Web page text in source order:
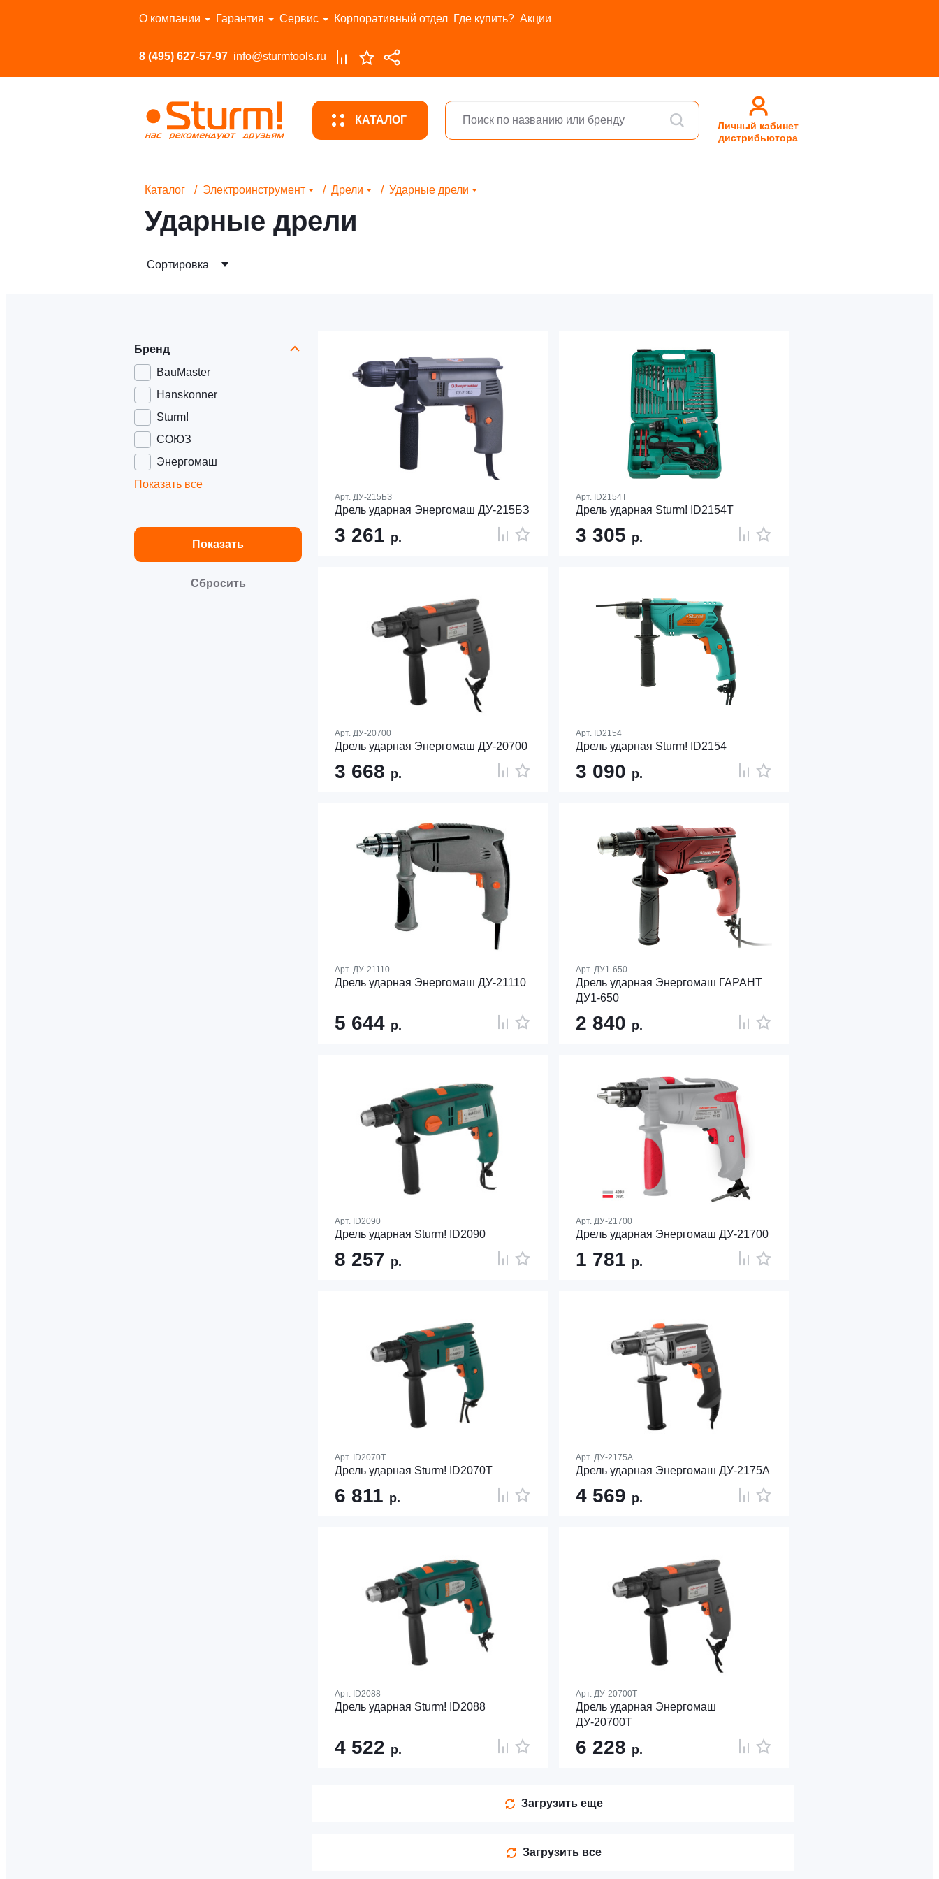
О компании Гарантия Сервис Корпоративный отдел Где купить? Акции
8 (495) 627-57-97 info@sturmtools.ru
КАТАЛОГ
Личный кабинет
дистрибьютора
Перейти в каталог
Каталог Электроинструмент Дрели Ударные дрели
Ударные дрели
Сортировка
Бренд
BauMaster
Hanskonner
Sturm!
СОЮЗ
Энергомаш
Показать все
Показать
Сбросить
Арт. ДУ-215БЗ
Дрель ударная Энергомаш ДУ-215БЗ
3 261 р.
Арт. ID2154T
Дрель ударная Sturm! ID2154T
3 305 р.
Арт. ДУ-20700
Дрель ударная Энергомаш ДУ-20700
3 668 р.
Арт. ID2154
Дрель ударная Sturm! ID2154
3 090 р.
Арт. ДУ-21110
Дрель ударная Энергомаш ДУ-21110
5 644 р.
Арт. ДУ1-650
Дрель ударная Энергомаш ГАРАНТ
ДУ1-650
2 840 р.
Арт. ID2090
Дрель ударная Sturm! ID2090
8 257 р.
Арт. ДУ-21700
Дрель ударная Энергомаш ДУ-21700
1 781 р.
Арт. ID2070T
Дрель ударная Sturm! ID2070T
6 811 р.
Арт. ДУ-2175А
Дрель ударная Энергомаш ДУ-2175А
4 569 р.
Арт. ID2088
Дрель ударная Sturm! ID2088
4 522 р.
Арт. ДУ-20700Т
Дрель ударная Энергомаш
ДУ-20700Т
6 228 р.
Загрузить еще
Загрузить все